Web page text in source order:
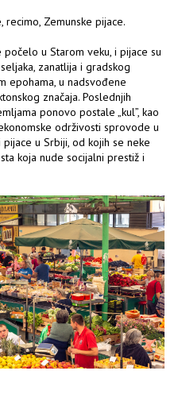
Zemunske pijace.
u Starom veku, i pijace su
zanatlija i gradskog
epohama, u nadsvođene
značaja. Poslednjih
ponovo postale „kul”, kao
održivosti sprovode u
u Srbiji, od kojih se neke
koja nude socijalni prestiž i